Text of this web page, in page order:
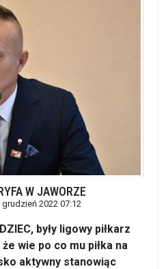
W JAWORZE
grudzień 2022 07:12
były ligowy piłkarz
wie po co mu piłka na
aktywny stanowiąc